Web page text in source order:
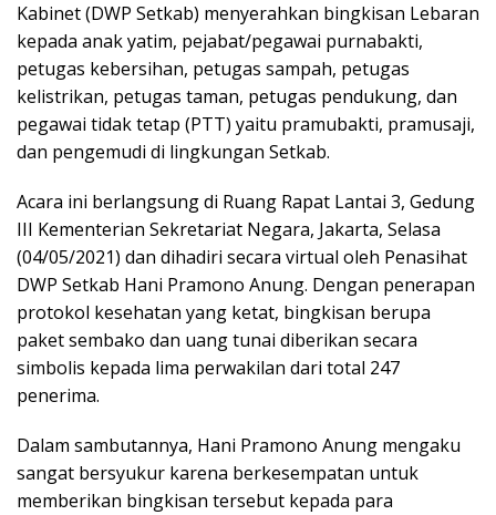
Kabinet (DWP Setkab) menyerahkan bingkisan Lebaran
kepada anak yatim, pejabat/pegawai purnabakti,
petugas kebersihan, petugas sampah, petugas
kelistrikan, petugas taman, petugas pendukung, dan
pegawai tidak tetap (PTT) yaitu pramubakti, pramusaji,
dan pengemudi di lingkungan Setkab.
Acara ini berlangsung di Ruang Rapat Lantai 3, Gedung
III Kementerian Sekretariat Negara, Jakarta, Selasa
(04/05/2021) dan dihadiri secara virtual oleh Penasihat
DWP Setkab Hani Pramono Anung. Dengan penerapan
protokol kesehatan yang ketat, bingkisan berupa
paket sembako dan uang tunai diberikan secara
simbolis kepada lima perwakilan dari total 247
penerima.
Dalam sambutannya, Hani Pramono Anung mengaku
sangat bersyukur karena berkesempatan untuk
memberikan bingkisan tersebut kepada para